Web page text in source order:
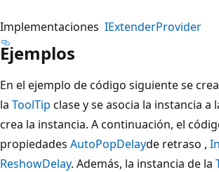
Implementaciones IExtenderProvider
Ejemplos
En el ejemplo de código siguiente se
la ToolTip clase y se asocia la instancia a
crea la instancia. A continuación, el
propiedades AutoPopDelayde retraso ,
ReshowDelay. Además, la instancia de la